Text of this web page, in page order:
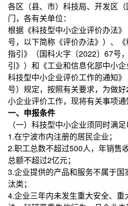
各区（县、市）科技局、开发区
门，各有关单位：
根据《科技型中小企业评价办法
号，以下简称《评价办法》）、
指引》（国科火字〔2022〕67号
引》）和《工业和信息化部中小
科技型中小企业评价工作的通知
号）规定，按照有关要求，为做
小企业评价工作，现将有关事项通
一、申报条件
（一）科技型中小企业须同时满足
1.在宁波市内注册的居民企业；
2.职工总数不超过500人，年销售
总额不超过2亿元；
3.企业提供的产品和服务不属于
汰类；
4.企业三年内未发生重大安全、